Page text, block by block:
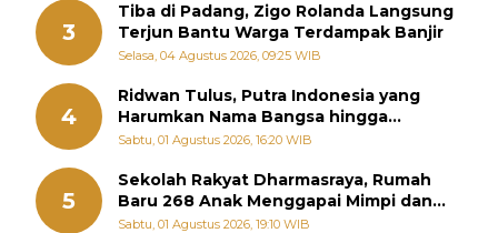
3
Tiba di Padang, Zigo Rolanda Langsung
Terjun Bantu Warga Terdampak Banjir
Selasa, 04 Agustus 2026, 09:25 WIB
4
Ridwan Tulus, Putra Indonesia yang
Harumkan Nama Bangsa hingga
Diabadikan dalam Buku Jepang
Sabtu, 01 Agustus 2026, 16:20 WIB
5
Sekolah Rakyat Dharmasraya, Rumah
Baru 268 Anak Menggapai Mimpi dan
Memutus Rantai Kemiskinan
Sabtu, 01 Agustus 2026, 19:10 WIB